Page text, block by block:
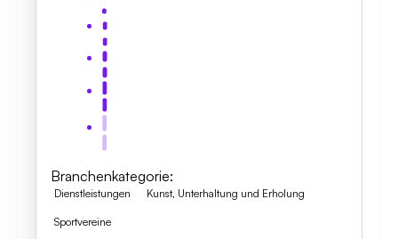
Branchenkategorie:
Dienstleistungen Kunst, Unterhaltung und Erholung
Sportvereine